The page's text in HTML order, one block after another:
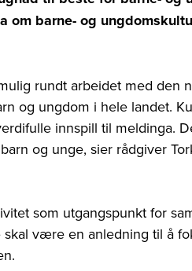
barne- og
rundt arbeidet med den
og ungdom i hele landet.
innspill til meldinga.
og unge, sier rådgiver
som utgangspunkt for
være en anledning til å